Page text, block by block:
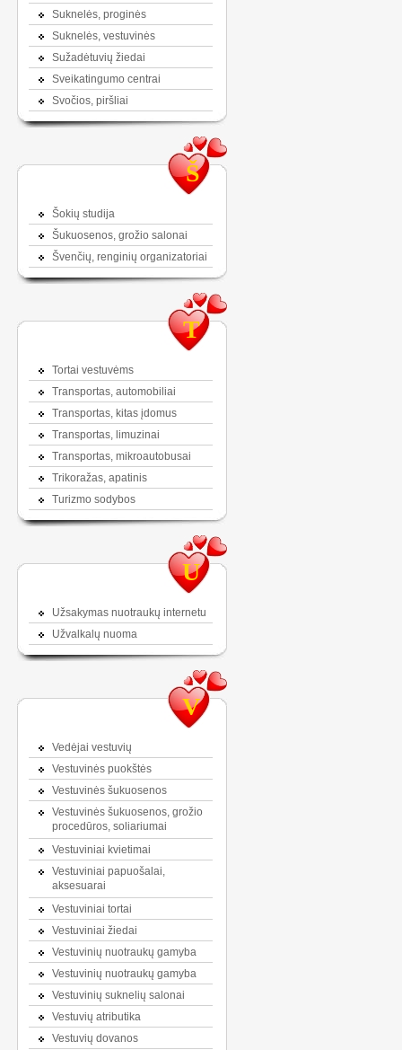
Suknelės, proginės
Suknelės, vestuvinės
Sužadėtuvių žiedai
Sveikatingumo centrai
Svočios, piršliai
Š
Šokių studija
Šukuosenos, grožio salonai
Švenčių, renginių organizatoriai
T
Tortai vestuvėms
Transportas, automobiliai
Transportas, kitas įdomus
Transportas, limuzinai
Transportas, mikroautobusai
Trikoražas, apatinis
Turizmo sodybos
U
Užsakymas nuotraukų internetu
Užvalkalų nuoma
V
Vedėjai vestuvių
Vestuvinės puokštės
Vestuvinės šukuosenos
Vestuvinės šukuosenos, grožio
procedūros, soliariumai
Vestuviniai kvietimai
Vestuviniai papuošalai,
aksesuarai
Vestuviniai tortai
Vestuviniai žiedai
Vestuvinių nuotraukų gamyba
Vestuvinių nuotraukų gamyba
Vestuvinių suknelių salonai
Vestuvių atributika
Vestuvių dovanos